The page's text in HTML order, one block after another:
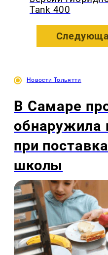
Tank 400
Новости Тольятти
В Самаре
обнаружила
при
школы